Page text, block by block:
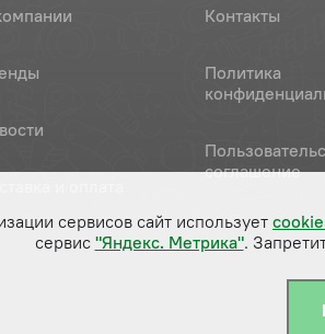
Контакты
Политика
соглашение
сервисов сайт использует
сервис "Яндекс. Метрика".